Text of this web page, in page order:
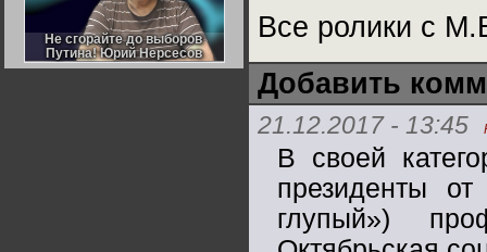
Германии:
парламентская
демократия или
диктатура
пролетариата?
Деятельность
Не сгорайте до выборов
Путина! Юрий Нерсесов
Не сгорайте до выборов
Путина! Юрий Нерсесов
Все ролики с
Добавить
21.12.2017 - 13:45
В своей
президенты
глупый»)